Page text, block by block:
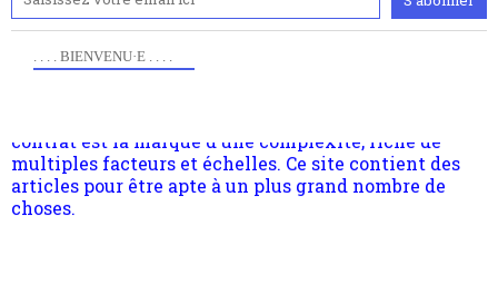
. . . . BIENVENU·E . . . .